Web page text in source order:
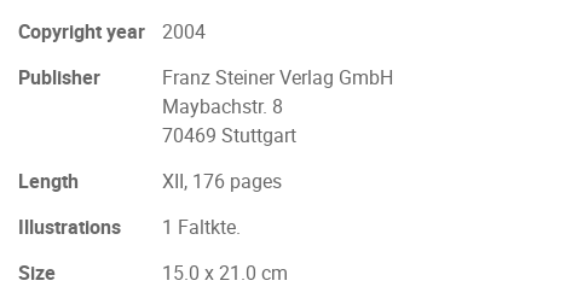
Copyright year
2004
Publisher
Franz Steiner Verlag GmbH
Maybachstr. 8
70469 Stuttgart
Length
XII, 176 pages
Illustrations
1 Faltkte.
Size
15.0 x 21.0 cm